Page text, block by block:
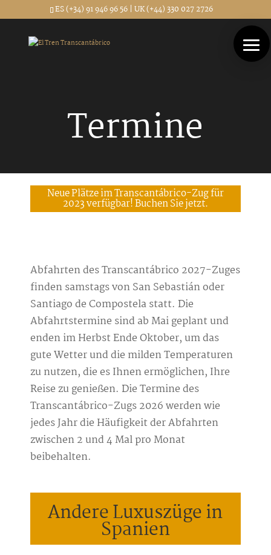
ES (+34) 91 946 96 56 | UK (+44) 330 027 2726
article id="post-4465" class="post-4465 page type-page status-publish hentry"
Termine
Neue Plätze im Transcantábrico-Zug für
2023 verfügbar! Buchen Sie jetzt.
Abfahrten des Transcantábrico 2027-Zuges
finden samstags von San Sebastián oder
Santiago de Compostela statt. Die
Abfahrtstermine sind ab Mai geplant und
enden im Herbst Ende Oktober, um das
gute Wetter und die milden Temperaturen
zu nutzen, die es Ihnen ermöglichen, Ihre
Reise zu genießen. Die Termine des
Transcantábrico-Zugs 2026 werden wie
jedes Jahr die Häufigkeit der Abfahrten
zwischen 2 und 4 Mal pro Monat
beibehalten.
Andere Luxuszüge in
Spanien